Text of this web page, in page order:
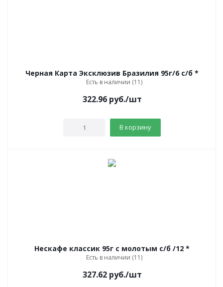
Черная Карта Эксклюзив Бразилия 95г/6 с/б *
Есть в наличии (11)
322.96руб./шт
В корзину
Нескафе классик 95г с молотым с/б /12 *
Есть в наличии (11)
327.62руб./шт